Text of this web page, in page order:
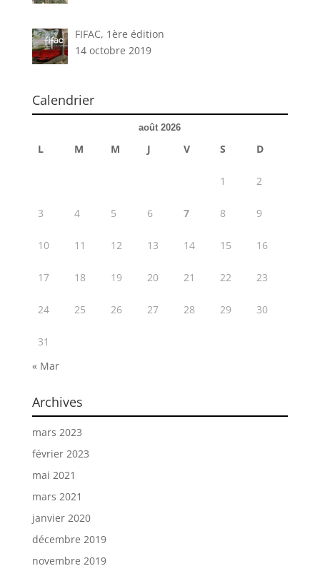
FIFAC, 1ère édition
14 octobre 2019
Calendrier
août 2026
L M M J V S D
1 2
3 4 5 6 7 8 9
10 11 12 13 14 15 16
17 18 19 20 21 22 23
24 25 26 27 28 29 30
31
« Mar
Archives
mars 2023
février 2023
mai 2021
mars 2021
janvier 2020
décembre 2019
novembre 2019